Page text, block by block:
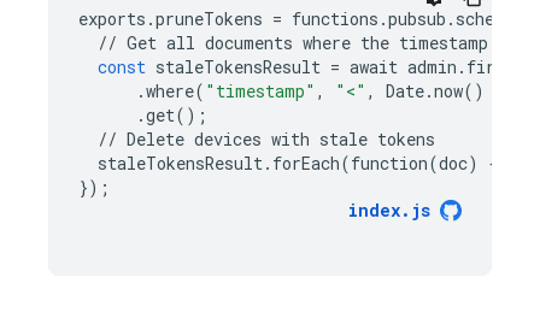
exports .pruneTokens = functions .pubsub . schedule
// Get all documents where the timestamp
const staleTokensResult = await admin .
.where( "timestamp" , "<" , Date.now()
.get();
// Delete devices with stale tokens
staleTokensResult. forEach(function(doc) {
});
index. js